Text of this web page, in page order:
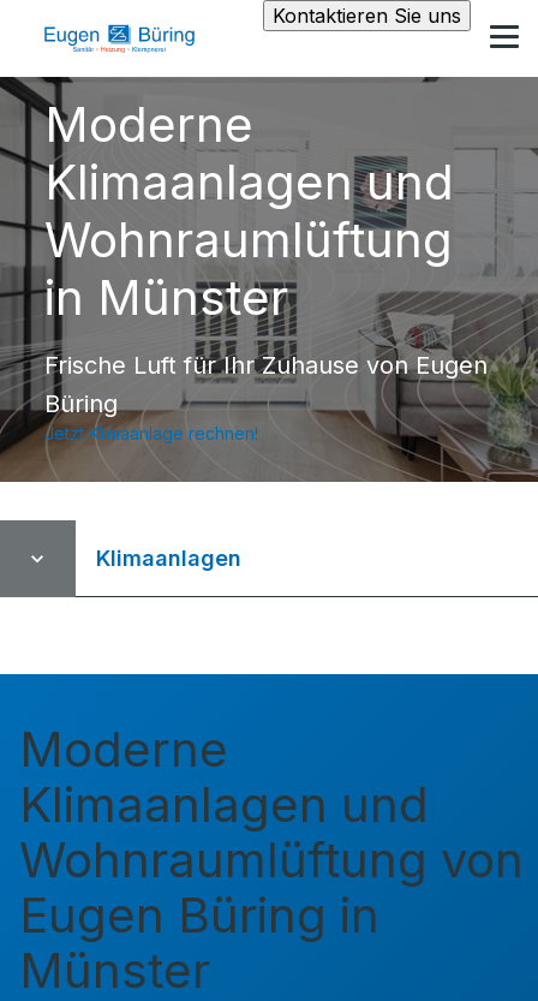
Kontaktieren Sie uns
Moderne
Klimaanlagen und
Wohnraumlüftung
in Münster
Frische Luft für Ihr Zuhause von Eugen
Büring
Jetzt Klimaanlage rechnen!
Klimaanlagen
Moderne
Klimaanlagen und
Wohnraumlüftung von
Eugen Büring in
Münster